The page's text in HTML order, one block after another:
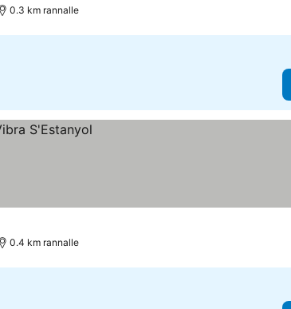
0.3 km rannalle
0.4 km rannalle